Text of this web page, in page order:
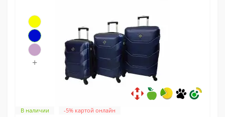
В наличии
+
-5% картой онлайн